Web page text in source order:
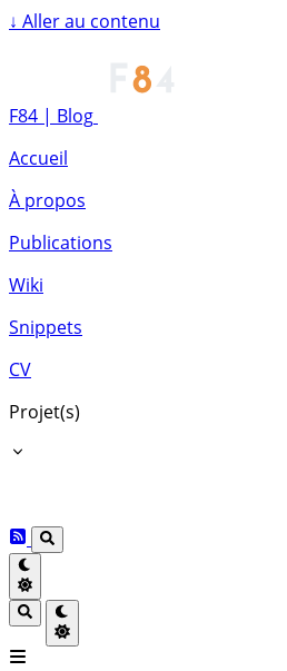
↓ Aller au contenu
F84 | Blog
Accueil
À propos
Publications
Wiki
Snippets
CV
Projet(s)